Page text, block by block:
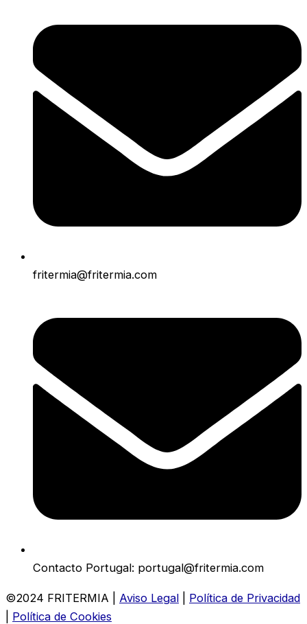
fritermia@fritermia.com
Contacto Portugal: portugal@fritermia.com
©2024 FRITERMIA | Aviso Legal
Política de Privacidad
Política de Cookies